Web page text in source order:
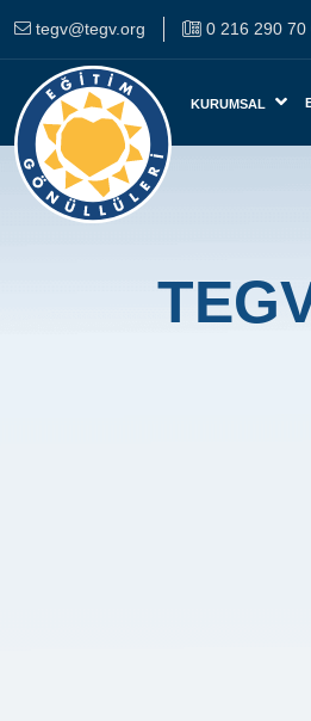
tegv@tegv.org 0 216 290 70
KURUMSAL